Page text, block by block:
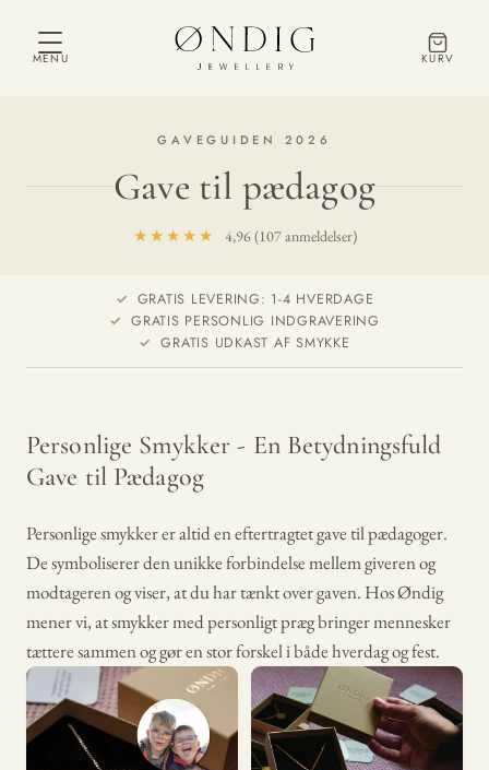
MENU KURV
GAVEGUIDEN 2026
Gave til pædagog
★★★★★ 4,96 (107 anmeldelser)
GRATIS LEVERING: 1-4 HVERDAGE
GRATIS PERSONLIG INDGRAVERING
GRATIS UDKAST AF SMYKKE
Personlige Smykker - En Betydningsfuld
Gave til Pædagog
Personlige smykker er altid en eftertragtet gave til pædagoger.
De symboliserer den unikke forbindelse mellem giveren og
modtageren og viser, at du har tænkt over gaven. Hos Øndig
mener vi, at smykker med personligt præg bringer mennesker
tættere sammen og gør en stor forskel i både hverdag og fest.